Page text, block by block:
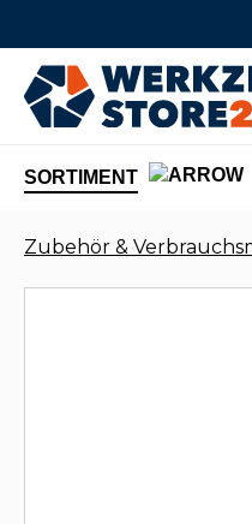
SORTIMENT
Zubehör &